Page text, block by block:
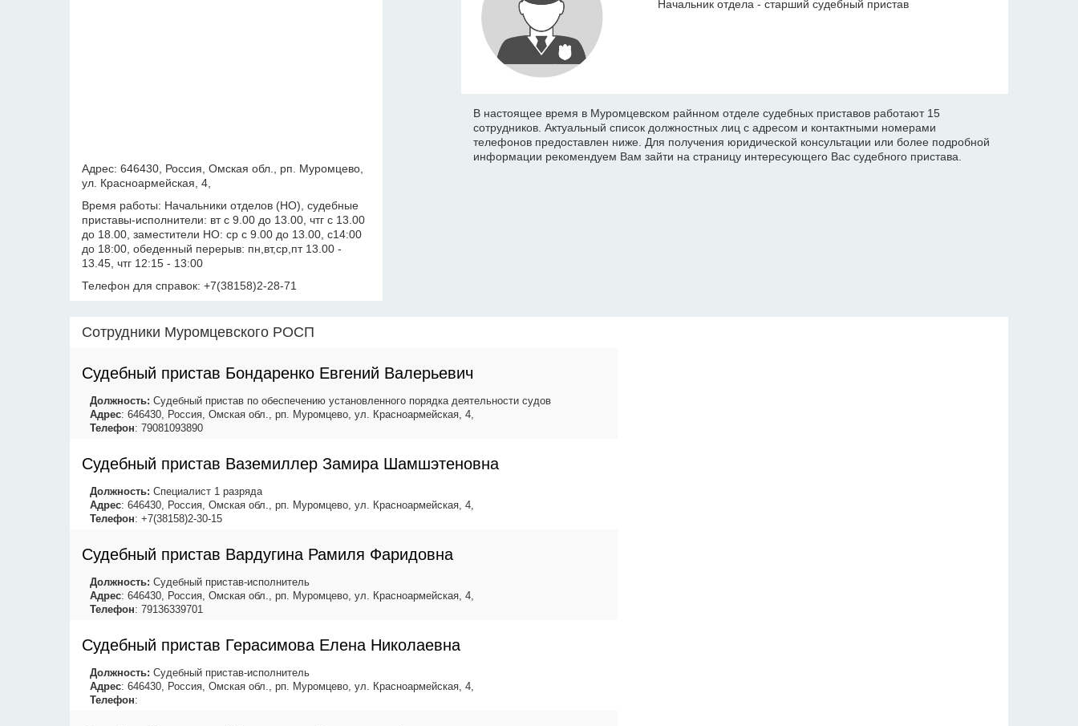
Адрес: 646430, Россия, Омская обл., рп. Муромцево,
ул. Красноармейская, 4,
Время работы: Начальники отделов (НО), судебные
приставы-исполнители: вт с 9.00 до 13.00, чтг с 13.00
до 18.00, заместители НО: ср с 9.00 до 13.00, с14:00
до 18:00, обеденный перерыв: пн,вт,ср,пт 13.00 -
13.45, чтг 12:15 - 13:00
Телефон для справок: +7(38158)2-28-71
Начальник отдела - старший судебный пристав
В настоящее время в Муромцевском райнном отделе судебных приставов работают 15
сотрудников. Актуальный список должностных лиц с адресом и контактными номерами
телефонов предоставлен ниже. Для получения юридической консультации или более подробной
информации рекомендуем Вам зайти на страницу интересующего Вас судебного пристава.
Сотрудники Муромцевского РОСП
Судебный пристав Бондаренко Евгений Валерьевич
Должность: Судебный пристав по обеспечению установленного порядка деятельности судов
Адрес: 646430, Россия, Омская обл., рп. Муромцево, ул. Красноармейская, 4,
Телефон: 79081093890
Судебный пристав Ваземиллер Замира Шамшэтеновна
Должность: Специалист 1 разряда
Адрес: 646430, Россия, Омская обл., рп. Муромцево, ул. Красноармейская, 4,
Телефон: +7(38158)2-30-15
Судебный пристав Вардугина Рамиля Фаридовна
Должность: Судебный пристав-исполнитель
Адрес: 646430, Россия, Омская обл., рп. Муромцево, ул. Красноармейская, 4,
Телефон: 79136339701
Судебный пристав Герасимова Елена Николаевна
Должность: Судебный пристав-исполнитель
Адрес: 646430, Россия, Омская обл., рп. Муромцево, ул. Красноармейская, 4,
Телефон: